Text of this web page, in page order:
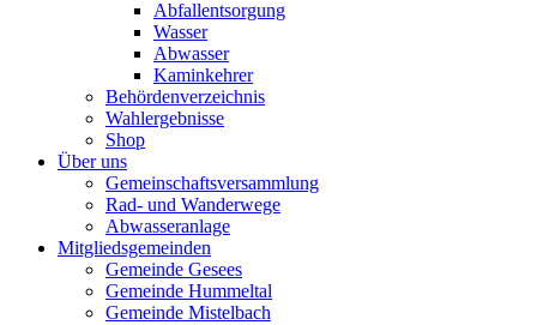
Abfallentsorgung
Wasser
Abwasser
Kaminkehrer
Behördenverzeichnis
Wahlergebnisse
Shop
Über uns
Gemeinschaftsversammlung
Rad- und Wanderwege
Abwasseranlage
Mitgliedsgemeinden
Gemeinde Gesees
Gemeinde Hummeltal
Gemeinde Mistelbach